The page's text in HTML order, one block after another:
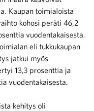
Kaupan toimialoista
kohosi peräti 46,2
vuodentakaisesta.
eli tukkukaupan
jatkui myös
13,3 prosenttia ja
vuodentakaisesta.
kehitys oli